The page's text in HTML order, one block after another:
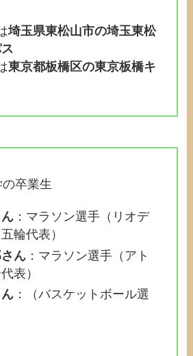
埼玉県東松山市の埼玉東松
東京都板橋区の東京板橋キ
卒業生
：マラソン選手（リオデ
輪代表）
ん ：マラソン選手（アト
表）
：（バスケットボール選